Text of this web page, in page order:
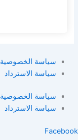
سياسة الخصوصية
سياسة الاسترداد
سياسة الخصوصية
سياسة الاسترداد
Facebook